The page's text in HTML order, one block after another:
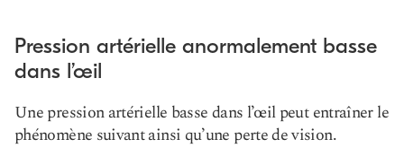
Pression artérielle anormalement basse
dans l’œil
Une pression artérielle basse dans l’œil peut entraîner le
phénomène suivant ainsi qu’une perte de vision.